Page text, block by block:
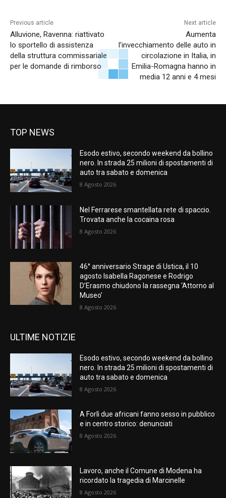
Previous article
Alluvione, Ravenna: riattivato
lo sportello di assistenza
della struttura commissariale
per le domande di rimborso
Next article
Aumenta
l’invecchiamento delle auto in
circolazione in Italia, in
Emilia-Romagna hanno in
media 12 anni e 4 mesi
TOP NEWS
Esodo estivo, secondo weekend da bollino
nero. In strada 25 milioni di spostamenti di
auto tra sabato e domenica
8 Agosto 2026
Nel Ferrarese smantellata rete di spaccio.
Trovata anche la cocaina rosa
8 Agosto 2026
46° anniversario Strage di Ustica, il 10
agosto Isabella Ragonese e Rodrigo
D’Erasmo chiudono la rassegna ‘Attorno al
Museo’
8 Agosto 2026
ULTIME NOTIZIE
Esodo estivo, secondo weekend da bollino
nero. In strada 25 milioni di spostamenti di
auto tra sabato e domenica
8 Agosto 2026
A Forlì due africani fanno sesso in pubblico
e in centro storico: denunciati
8 Agosto 2026
Lavoro, anche il Comune di Modena ha
ricordato la tragedia di Marcinelle
8 Agosto 2026